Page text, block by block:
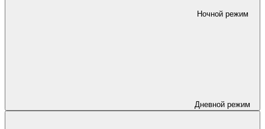
Ночной режим
Дневной режим